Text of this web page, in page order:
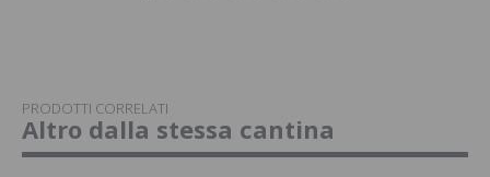
PRODOTTI CORRELATI
Altro dalla stessa cantina